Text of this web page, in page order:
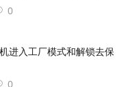
0
进入工厂模式和解锁去保
0